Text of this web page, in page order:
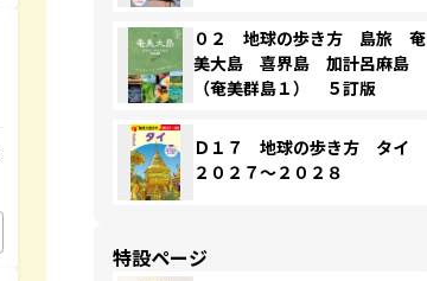
０２ 地球の歩き方 島旅 奄
美大島 喜界島 加計呂麻島
（奄美群島１） ５訂版
Ｄ１７ 地球の歩き方 タイ
２０２７～２０２８
特設ページ